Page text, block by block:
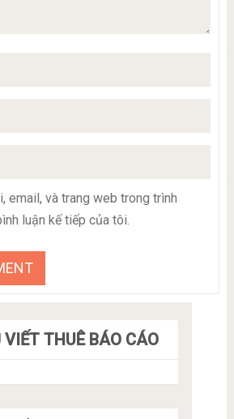
email, và trang web trong trình
luận kế tiếp của tôi.
VIẾT THUÊ BÁO CÁO